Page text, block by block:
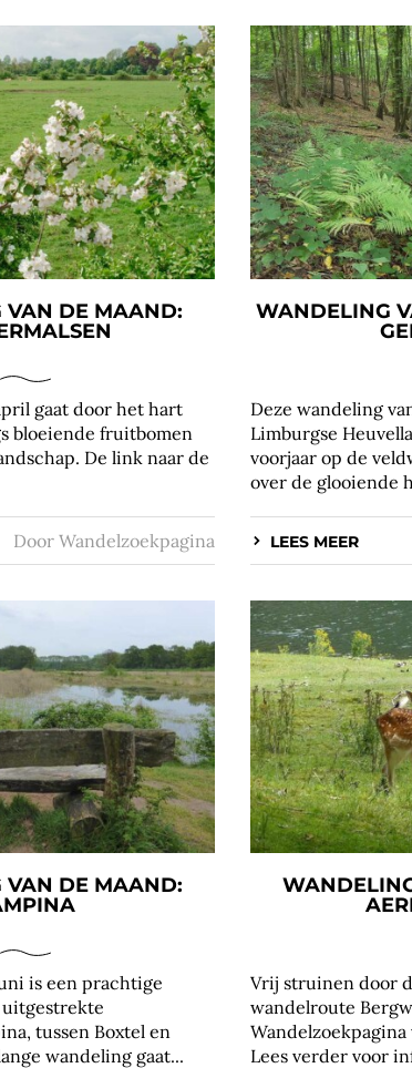
VAN DE MAAND:
gaat door het hart
bloeiende fruitbomen
De link naar de
DoorWandelzoekpagina
WANDELING
Deze wandeling
Limburgse
voorjaar op de
over de glooiende
LEES MEER
VAN DE MAAND:
is een prachtige
tussen Boxtel en
wandeling gaat...
Vrij struinen door
wandelroute
Wandelzoekpagina
Lees verder voor